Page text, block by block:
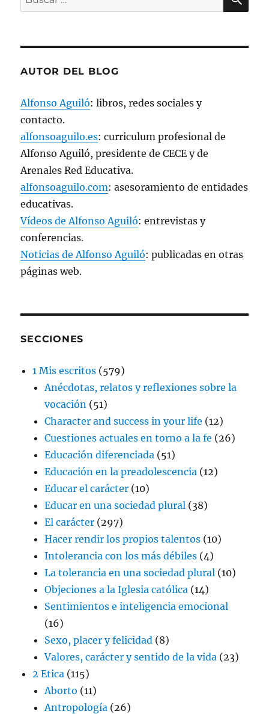
n
e
v
por:
AUTOR DEL BLOG
Alfonso Aguiló: libros, redes sociales y
contacto.
alfonsoaguilo.es: curriculum profesional de
Alfonso Aguiló, presidente de CECE y de
Arenales Red Educativa.
alfonsoaguilo.com: asesoramiento de entidades
educativas.
Vídeos de Alfonso Aguiló: entrevistas y
conferencias.
Noticias de Alfonso Aguiló: publicadas en otras
páginas web.
SECCIONES
1 Mis escritos (579)
Anécdotas, relatos y reflexiones sobre la
vocación (51)
Character and success in your life (12)
Cuestiones actuales en torno a la fe (26)
Educación diferenciada (51)
Educación en la preadolescencia (12)
Educar el carácter (10)
Educar en una sociedad plural (38)
El carácter (297)
Hacer rendir los propios talentos (10)
Intolerancia con los más débiles (4)
La tolerancia en una sociedad plural (10)
Objeciones a la Iglesia católica (14)
Sentimientos e inteligencia emocional
(16)
Sexo, placer y felicidad (8)
Valores, carácter y sentido de la vida (23)
2 Etica (115)
Aborto (11)
Antropología (26)